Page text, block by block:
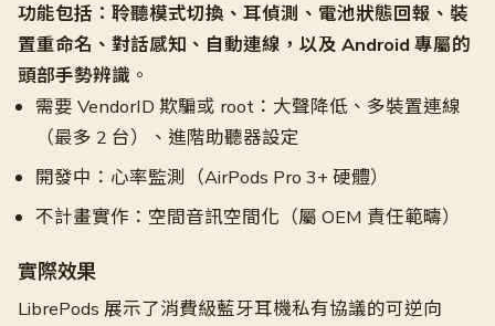
功能包括：聆聽模式切換、耳偵測、電池狀態回報、裝
置重命名、對話感知、自動連線，以及 Android 專屬的
頭部手勢辨識 。
需要 VendorID 欺騙或 root：大聲降低、多裝置連線
（最多 2 台）、進階助聽器設定
開發中：心率監測（AirPods Pro 3+ 硬體）
不計畫實作：空間音訊空間化（屬 OEM 責任範疇）
實際效果
LibrePods 展示了消費級藍牙耳機私有協議的可逆向